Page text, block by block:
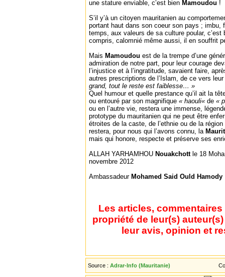
une stature enviable, c’est bien Mamoudou !
S’il y’à un citoyen mauritanien au
portant haut dans son coeur son pays ; imbu,
temps, aux valeurs de sa culture poular, c’est
compris, calomnié même aussi, il en souffrit
Mais Mamoudou est de la trempe d’une
admiration de notre part, pour leur courage
l’injustice et à l’ingratitude, savaient faire,
autres prescriptions de l’Islam, de ce vers
grand, tout le reste est faiblesse… »
Quel humour et quelle prestance qu’il ait la
ou entouré par son magnifique « haouli« de «
ou en l’autre vie, restera une immense,
prototype du mauritanien qui ne peut être
étroites de la caste, de l’ethnie ou de la
restera, pour nous qui l’avons connu, la
mais qui honore, respecte et préserve ses
ALLAH YARHAMHOU Nouakchott le 18
novembre 2012
AmbassadeurMohamed Said Ould Hamody
Les articles,
propriété de leur(s)
leur avis, opinion et
Source : Adrar-Info (Mauritanie)